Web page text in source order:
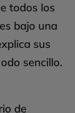
todos los
bajo una
sus
sencillo.
de